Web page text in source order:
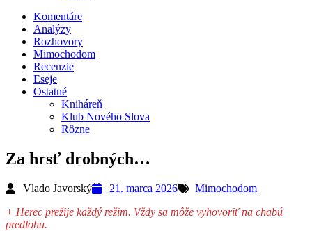
Komentáre
Analýzy
Rozhovory
Mimochodom
Recenzie
Eseje
Ostatné
Kniháreň
Klub Nového Slova
Rôzne
Za hrsť drobných…
Vlado Javorský 21. marca 2026
Mimochodom
+ Herec prežije každý režim. Vždy sa môže vyhovoriť na chabú
predlohu.